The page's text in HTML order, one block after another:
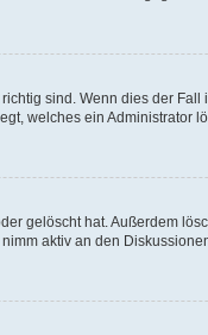
sind. Wenn dies der
welches ein Administrator
gelöscht hat. Außerdem
aktiv an den